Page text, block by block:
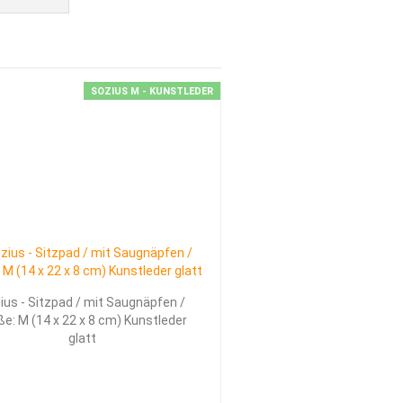
- WERK - HARLEY + INDIANSOZIUS M - KUNSTLEDER
- Sitzpad / mit Saugnäpfen /
M (14 x 22 x 8 cm) Kunstleder
glatt